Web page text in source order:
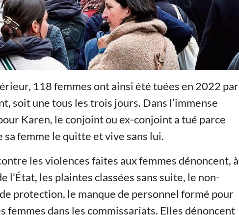
118 femmes ont ainsi été tuées en 2022 par
soit une tous les trois jours. Dans l’immense
Karen, le conjoint ou ex-conjoint a tué parce
sa femme le quitte et vive sans lui.
les violences faites aux femmes dénoncent, à
l’État, les plaintes classées sans suite, le non-
protection, le manque de personnel formé pour
dans les commissariats. Elles dénoncent